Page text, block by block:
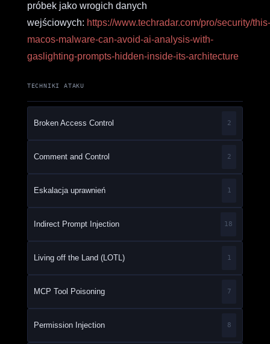
próbek jako wrogich danych
wejściowych: https://www.techradar.com/pro/security/this-
macos-malware-can-avoid-ai-analysis-with-
gaslighting-prompts-hidden-inside-its-architecture
TECHNIKI ATAKU
Broken Access Control 2
Comment and Control 2
Eskalacja uprawnień 1
Indirect Prompt Injection 18
Living off the Land (LOTL) 1
MCP Tool Poisoning 7
Permission Injection 8